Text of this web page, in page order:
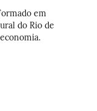
em
do Rio de